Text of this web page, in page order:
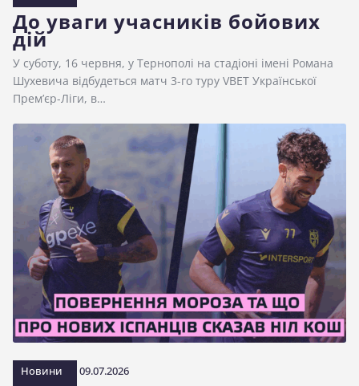
До уваги учасників бойових
дій
У суботу, 16 червня, у Тернополі на стадіоні імені Романа
Шухевича відбудеться матч 3-го туру VBET Української
Прем’єр-Ліги, в…
Новини 09.07.2026